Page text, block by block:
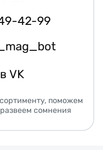
42-99
VK
поможем
сомнения